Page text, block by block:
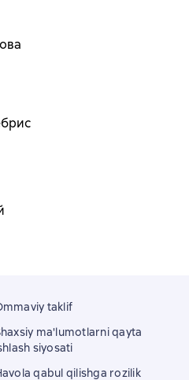
taklif
ma'lumotlarni qayta
siyosati
qabul qilishga rozilik